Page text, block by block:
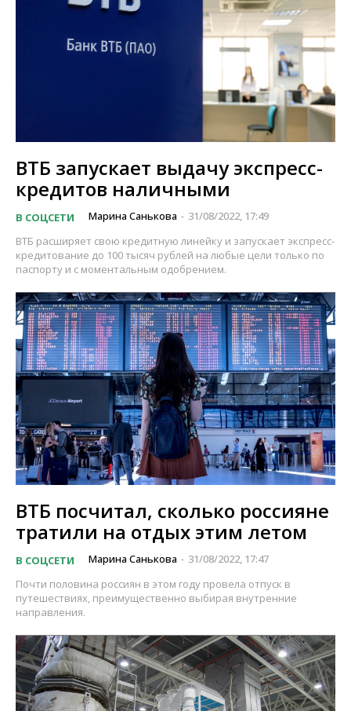
ВТБ запускает выдачу экспресс-
кредитов наличными
В СОЦСЕТИ Марина Санькова - 31/08/2022, 17:49
ВТБ расширяет свою кредитную линейку и запускает экспресс-
кредитование до 100 тысяч рублей на любые цели только по
паспорту и с моментальным одобрением.
ВТБ посчитал, сколько россияне
тратили на отдых этим летом
В СОЦСЕТИ Марина Санькова - 31/08/2022, 17:47
Почти половина россиян в этом году провела отпуск в
путешествиях, преимущественно выбирая внутренние
направления.